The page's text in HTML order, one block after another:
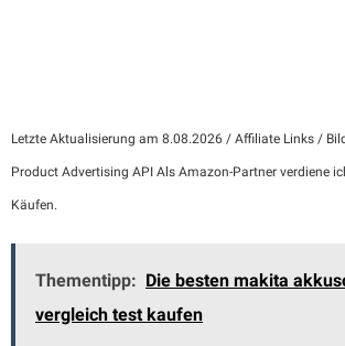
Letzte Aktualisierung am 8.08.2026 / Affiliate Links /
Product Advertising API Als Amazon-Partner verdiene
Käufen.
Thementipp: Die besten makita
vergleich test kaufen